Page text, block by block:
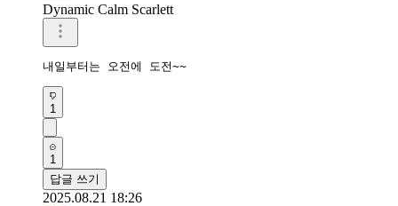
Dynamic Calm Scarlett
내일부터는 오전에 도전~~
1
1
답글 쓰기
2025.08.21 18:26